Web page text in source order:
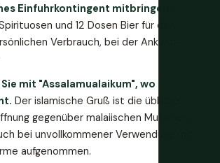
Einfuhrkontingent mitbringen.
und 12 Dosen Bier für den
Verbrauch, bei der Ankunft
mit "Assalamualaikum", wo
Der islamische Gruß ist die übliche
gegenüber malaiischen Muslimen
bei unvollkommener Verwendung mit
aufgenommen.